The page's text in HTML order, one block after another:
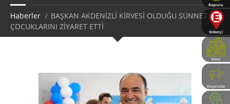
Başvuru
Rehberi
Nöbetçi
Eczaneler
Kent
Rehberi
Duyurular
Haberler
BAŞKAN AKDENİZLİ KİRVESİ OLDUĞU SÜNNET
ÇOCUKLARINI ZİYARET ETTİ